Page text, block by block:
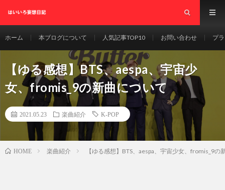
ホーム 本ブログについて 人気記事TOP10 お問い合わせ プ
【ゆる感想】BTS、aespa、宇宙少
女、fromis_9の新曲について
2021.05.23 楽曲紹介 K-POP
HOME 楽曲紹介 【ゆる感想】BTS、aespa、宇宙少女、fromis_9の